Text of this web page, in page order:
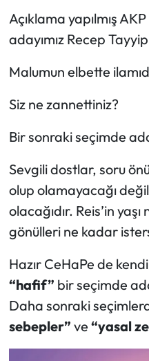
Açıklama yapılmış
adayımız Recep
Malumun elbette
Siz ne zannettiniz?
Bir sonraki seçimde
Sevgili dostlar, soru
olup olamayacağı
olacağıdır. Reis’in
gönülleri ne kadar
Hazır CeHaPe de
“hafif” bir seçimde
Daha sonraki
sebepler” ve “yasal